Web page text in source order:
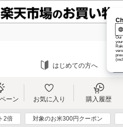
はじめての方へ
ーン お気に入り 購入履歴
2倍 対象のお米300円クーポン